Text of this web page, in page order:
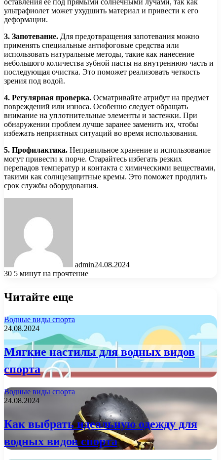
оставления ее под прямыми солнечными лучами, так как
ультрафиолет может ухудшить материал и привести к его
деформации.
3. Запотевание. Для предотвращения запотевания можно
применять специальные антифоговые средства или
использовать натуральные методы, такие как нанесение
небольшого количества зубной пасты на внутреннюю часть и
последующая очистка. Это поможет реализовать четкость
зрения под водой.
4. Регулярная проверка. Осматривайте атрибут на предмет
повреждений или износа. Особенно следует обращать
внимание на уплотнительные элементы и застежки. При
обнаружении проблем лучше заранее заменить их, чтобы
избежать неприятных ситуаций во время использования.
5. Профилактика. Неправильное хранение и использование
могут привести к порче. Старайтесь избегать резких
перепадов температур и контакта с химическими веществами,
такими как солнцезащитные кремы. Это поможет продлить
срок службы оборудования.
admin24.08.2024
30 5 минут на прочтение
Читайте еще
Водные виды спорта
24.08.2024
Мягкие настилы для водных видов
спорта
Водные виды спорта
24.08.2024
Как выбрать идеальную одежду для
водных видов спорта